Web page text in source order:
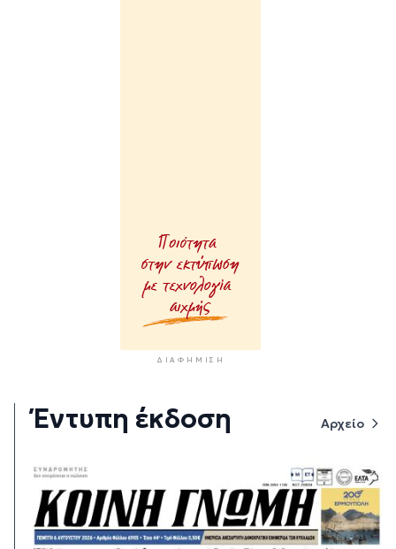
ΔΙΑΦΉΜΙΣΗ
Έντυπη έκδοση Αρχείο